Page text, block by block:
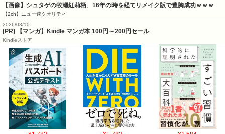
【画像】シュタゲの牧瀬紅莉栖、16年の時を経てリメイク版で豊胸成功ｗｗｗ
【2ch】ニュー速クオリティ
2026/08/10
[PR] 【マンガ】Kindle マンガ本 100円～200円セール
Kindleストア